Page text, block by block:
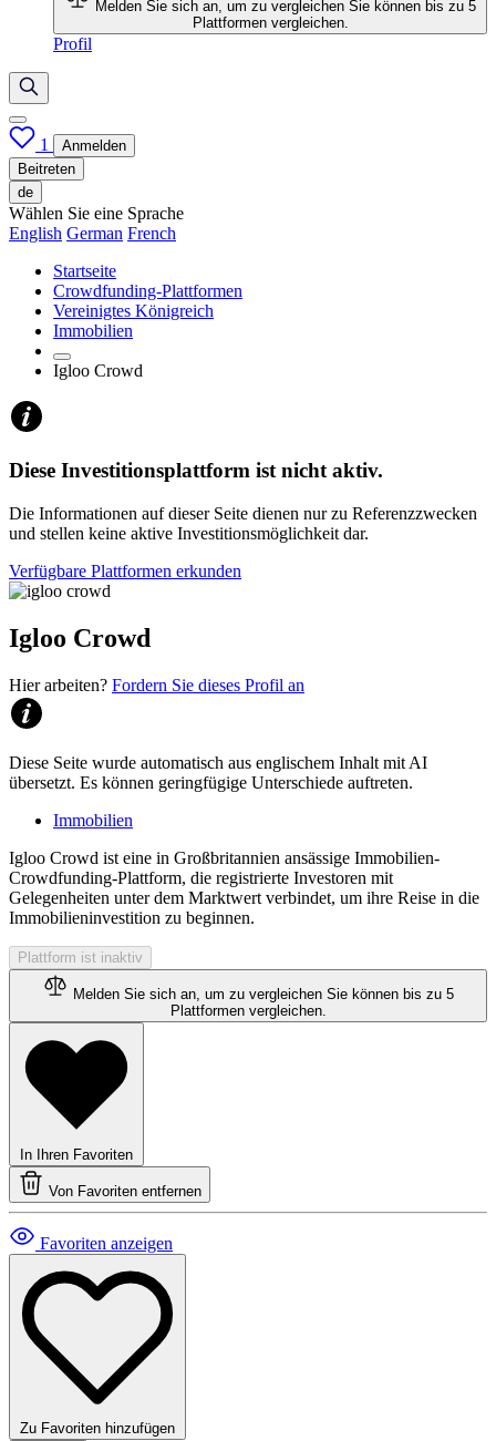
Melden Sie sich an, um zu vergleichen Sie können bis zu 5
Plattformen vergleichen.
Profil
1
Anmelden
Beitreten
de
Wählen Sie eine Sprache
English German French
Startseite
Crowdfunding-Plattformen
Vereinigtes Königreich
Immobilien
Igloo Crowd
Diese Investitionsplattform ist nicht aktiv.
Die Informationen auf dieser Seite dienen nur zu Referenzzwecken
und stellen keine aktive Investitionsmöglichkeit dar.
Verfügbare Plattformen erkunden
Igloo Crowd
Hier arbeiten? Fordern Sie dieses Profil an
Diese Seite wurde automatisch aus englischem Inhalt mit AI
übersetzt. Es können geringfügige Unterschiede auftreten.
Immobilien
Igloo Crowd ist eine in Großbritannien ansässige Immobilien-
Crowdfunding-Plattform, die registrierte Investoren mit
Gelegenheiten unter dem Marktwert verbindet, um ihre Reise in die
Immobilieninvestition zu beginnen.
Plattform ist inaktiv
Melden Sie sich an, um zu vergleichen Sie können bis zu 5
Plattformen vergleichen.
In Ihren Favoriten
Von Favoriten entfernen
Favoriten anzeigen
Zu Favoriten hinzufügen